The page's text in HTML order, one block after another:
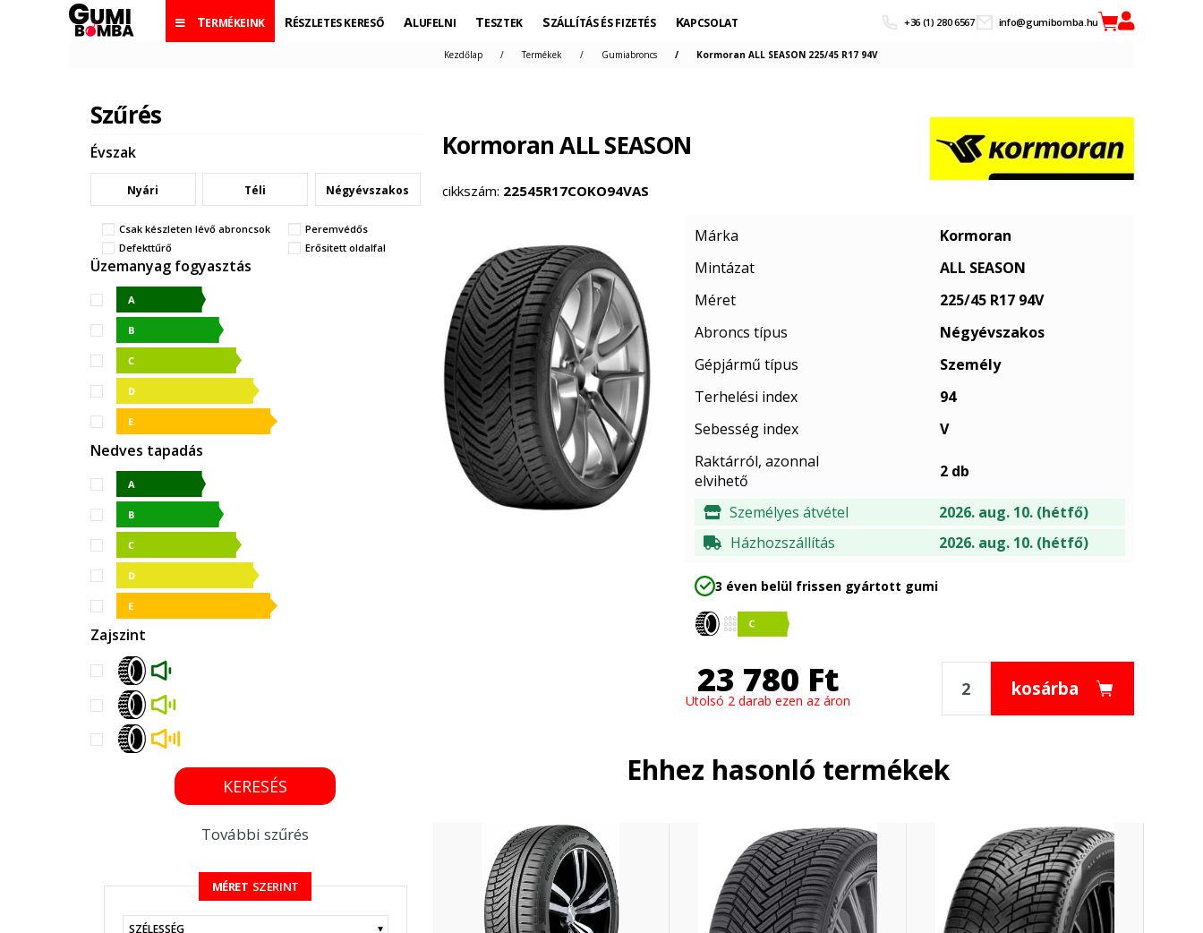
TERMÉKEINK RÉSZLETES KERESŐ ALUFELNI TESZTEK SZÁLLÍTÁS ÉS FIZETÉS KAPCSOLAT +36 (1) 280 6567 info@gumibomba.hu
Szűrés
Évszak
Nyári Téli Négyévszakos
Csak készleten lévő abroncsok
Peremvédős
Defekttűrő
Erősitett oldalfal
Üzemanyag fogyasztás
Nedves tapadás
Zajszint
KERESÉS
További szűrés
MÉRET SZERINT
Kezdőlap Termékek Gumiabroncs Kormoran ALL SEASON 225/45 R17 94V
Kormoran ALL SEASON
cikkszám: 22545R17COKO94VAS
Márka
Kormoran
Mintázat
ALL SEASON
Méret
225/45 R17 94V
Abroncs típus
Négyévszakos
Gépjármű típus
Személy
Terhelési index
94
Sebesség index
V
Raktárról, azonnal
elvihető
2 db
Személyes átvétel
2026. aug. 10. (hétfő)
Házhozszállítás
2026. aug. 10. (hétfő)
3 éven belül frissen gyártott gumi
23 780 Ft
Utolsó 2 darab ezen az áron kosárba
Ehhez hasonló termékek